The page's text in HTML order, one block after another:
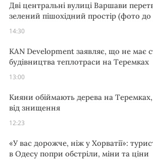
Дві центральні вулиці Варшави
зелений пішохідний простір (фото до
14:30
KAN Development заявляє, що не має
будівництва теплотраси на Теремках
13:00
Кияни обіймають дерева на
від знищення
12:23
«У вас дорожче, ніж у Хорватії»:
в Одесу попри обстріли, міни та ціни